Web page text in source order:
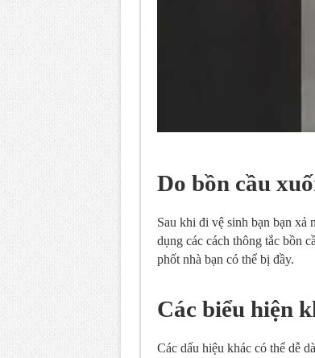
Do bồn cầu
Sau khi đi vệ sinh bạn bạn xả
dụng các cách thông tắc bồn
phốt nhà bạn có thể bị đầy.
Các biểu hiện
Các dấu hiệu khác có thể dễ